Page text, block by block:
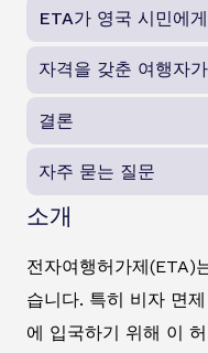
ETA가 영국 시민에
자격을 갖춘 여행자
결론
자주 묻는 질문
소개
전자여행허가제(ETA)
습니다. 특히 비자 면
에 입국하기 위해 이